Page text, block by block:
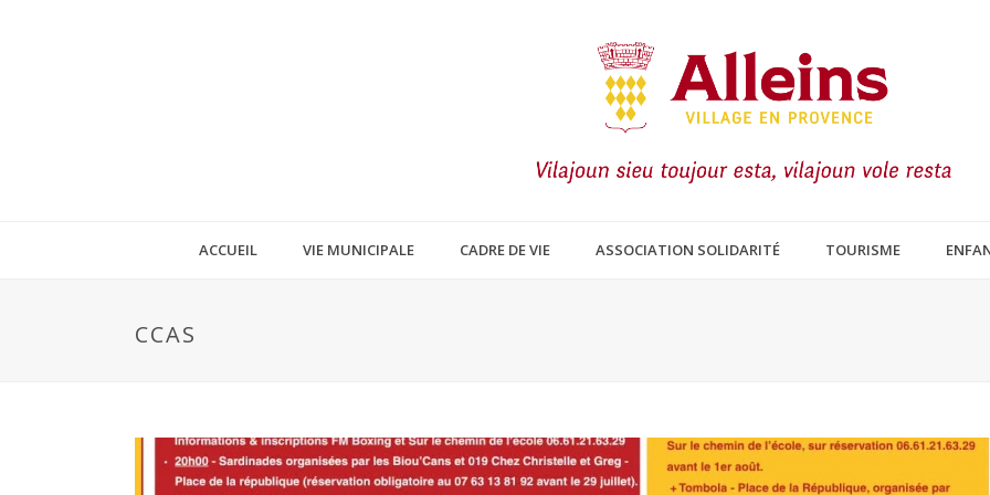
ACCUEIL VIE MUNICIPALE CADRE DE VIE ASSOCIATION SOLIDARITÉ TOURISME
CCAS